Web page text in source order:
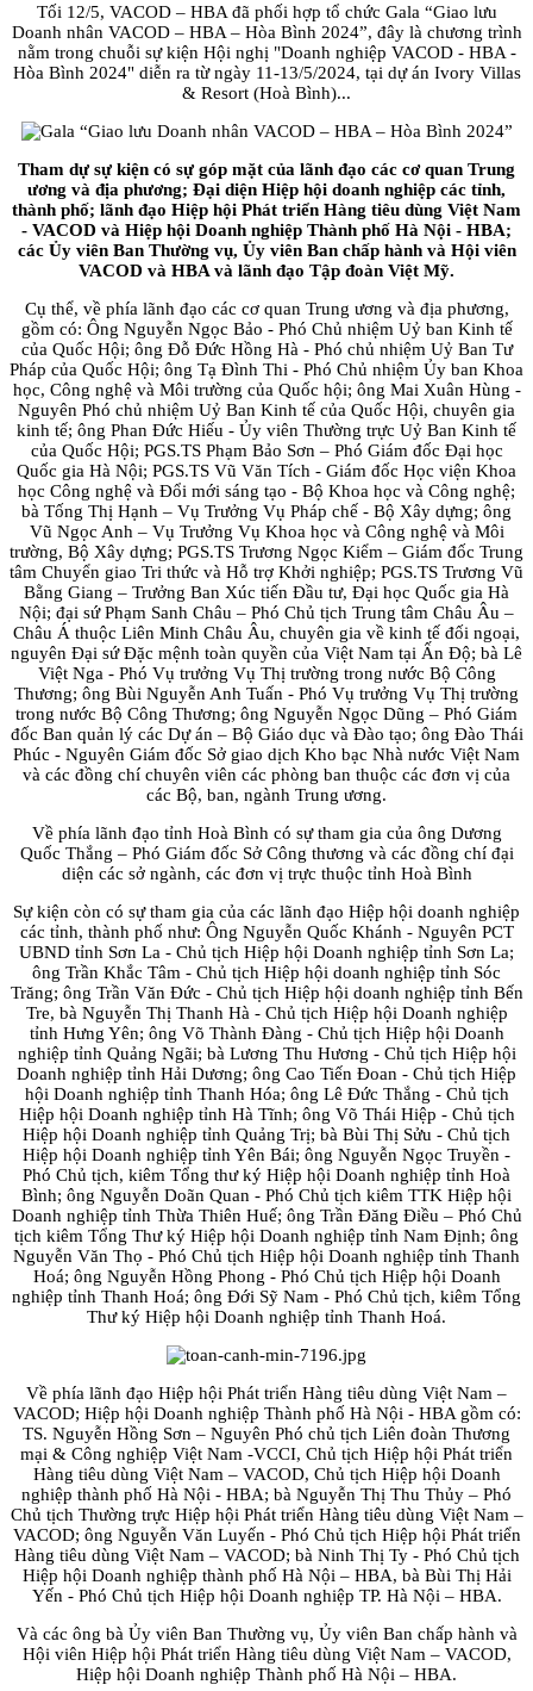
Tối 12/5, VACOD – HBA đã phối hợp tổ chức Gala “Giao lưu
Doanh nhân VACOD – HBA – Hòa Bình 2024”, đây là chương trình
nằm trong chuỗi sự kiện Hội nghị "Doanh nghiệp VACOD - HBA -
Hòa Bình 2024" diễn ra từ ngày 11-13/5/2024, tại dự án Ivory Villas
& Resort (Hoà Bình)...
Tham dự sự kiện có sự góp mặt của lãnh đạo các cơ quan Trung
ương và địa phương; Đại diện Hiệp hội doanh nghiệp các tỉnh,
thành phố; lãnh đạo Hiệp hội Phát triển Hàng tiêu dùng Việt Nam
- VACOD và Hiệp hội Doanh nghiệp Thành phố Hà Nội - HBA;
các Ủy viên Ban Thường vụ, Ủy viên Ban chấp hành và Hội viên
VACOD và HBA và lãnh đạo Tập đoàn Việt Mỹ.
Cụ thể, về phía lãnh đạo các cơ quan Trung ương và địa phương,
gồm có: Ông Nguyễn Ngọc Bảo - Phó Chủ nhiệm Uỷ ban Kinh tế
của Quốc Hội; ông Đỗ Đức Hồng Hà - Phó chủ nhiệm Uỷ Ban Tư
Pháp của Quốc Hội; ông Tạ Đình Thi - Phó Chủ nhiệm Ủy ban Khoa
học, Công nghệ và Môi trường của Quốc hội; ông Mai Xuân Hùng -
Nguyên Phó chủ nhiệm Uỷ Ban Kinh tế của Quốc Hội, chuyên gia
kinh tế; ông Phan Đức Hiếu - Ủy viên Thường trực Uỷ Ban Kinh tế
của Quốc Hội; PGS.TS Phạm Bảo Sơn – Phó Giám đốc Đại học
Quốc gia Hà Nội; PGS.TS Vũ Văn Tích - Giám đốc Học viện Khoa
học Công nghệ và Đổi mới sáng tạo - Bộ Khoa học và Công nghệ;
bà Tống Thị Hạnh – Vụ Trưởng Vụ Pháp chế - Bộ Xây dựng; ông
Vũ Ngọc Anh – Vụ Trưởng Vụ Khoa học và Công nghệ và Môi
trường, Bộ Xây dựng; PGS.TS Trương Ngọc Kiểm – Giám đốc Trung
tâm Chuyển giao Tri thức và Hỗ trợ Khởi nghiệp; PGS.TS Trương Vũ
Bằng Giang – Trưởng Ban Xúc tiến Đầu tư, Đại học Quốc gia Hà
Nội; đại sứ Phạm Sanh Châu – Phó Chủ tịch Trung tâm Châu Âu –
Châu Á thuộc Liên Minh Châu Âu, chuyên gia về kinh tế đối ngoại,
nguyên Đại sứ Đặc mệnh toàn quyền của Việt Nam tại Ấn Độ; bà Lê
Việt Nga - Phó Vụ trưởng Vụ Thị trường trong nước Bộ Công
Thương; ông Bùi Nguyễn Anh Tuấn - Phó Vụ trưởng Vụ Thị trường
trong nước Bộ Công Thương; ông Nguyễn Ngọc Dũng – Phó Giám
đốc Ban quản lý các Dự án – Bộ Giáo dục và Đào tạo; ông Đào Thái
Phúc - Nguyên Giám đốc Sở giao dịch Kho bạc Nhà nước Việt Nam
và các đồng chí chuyên viên các phòng ban thuộc các đơn vị của
các Bộ, ban, ngành Trung ương.
Về phía lãnh đạo tỉnh Hoà Bình có sự tham gia của ông Dương
Quốc Thắng – Phó Giám đốc Sở Công thương và các đồng chí đại
diện các sở ngành, các đơn vị trực thuộc tỉnh Hoà Bình
Sự kiện còn có sự tham gia của các lãnh đạo Hiệp hội doanh nghiệp
các tỉnh, thành phố như: Ông Nguyễn Quốc Khánh - Nguyên PCT
UBND tỉnh Sơn La - Chủ tịch Hiệp hội Doanh nghiệp tỉnh Sơn La;
ông Trần Khắc Tâm - Chủ tịch Hiệp hội doanh nghiệp tỉnh Sóc
Trăng; ông Trần Văn Đức - Chủ tịch Hiệp hội doanh nghiệp tỉnh Bến
Tre, bà Nguyễn Thị Thanh Hà - Chủ tịch Hiệp hội Doanh nghiệp
tỉnh Hưng Yên; ông Võ Thành Đàng - Chủ tịch Hiệp hội Doanh
nghiệp tỉnh Quảng Ngãi; bà Lương Thu Hương - Chủ tịch Hiệp hội
Doanh nghiệp tỉnh Hải Dương; ông Cao Tiến Đoan - Chủ tịch Hiệp
hội Doanh nghiệp tỉnh Thanh Hóa; ông Lê Đức Thắng - Chủ tịch
Hiệp hội Doanh nghiệp tỉnh Hà Tĩnh; ông Võ Thái Hiệp - Chủ tịch
Hiệp hội Doanh nghiệp tỉnh Quảng Trị; bà Bùi Thị Sửu - Chủ tịch
Hiệp hội Doanh nghiệp tỉnh Yên Bái; ông Nguyễn Ngọc Truyền -
Phó Chủ tịch, kiêm Tổng thư ký Hiệp hội Doanh nghiệp tỉnh Hoà
Bình; ông Nguyễn Doãn Quan - Phó Chủ tịch kiêm TTK Hiệp hội
Doanh nghiệp tỉnh Thừa Thiên Huế; ông Trần Đăng Điều – Phó Chủ
tịch kiêm Tổng Thư ký Hiệp hội Doanh nghiệp tỉnh Nam Định; ông
Nguyễn Văn Thọ - Phó Chủ tịch Hiệp hội Doanh nghiệp tỉnh Thanh
Hoá; ông Nguyễn Hồng Phong - Phó Chủ tịch Hiệp hội Doanh
nghiệp tỉnh Thanh Hoá; ông Đới Sỹ Nam - Phó Chủ tịch, kiêm Tổng
Thư ký Hiệp hội Doanh nghiệp tỉnh Thanh Hoá.
Về phía lãnh đạo Hiệp hội Phát triển Hàng tiêu dùng Việt Nam –
VACOD; Hiệp hội Doanh nghiệp Thành phố Hà Nội - HBA gồm có:
TS. Nguyễn Hồng Sơn – Nguyên Phó chủ tịch Liên đoàn Thương
mại & Công nghiệp Việt Nam -VCCI, Chủ tịch Hiệp hội Phát triển
Hàng tiêu dùng Việt Nam – VACOD, Chủ tịch Hiệp hội Doanh
nghiệp thành phố Hà Nội - HBA; bà Nguyễn Thị Thu Thủy – Phó
Chủ tịch Thường trực Hiệp hội Phát triển Hàng tiêu dùng Việt Nam –
VACOD; ông Nguyễn Văn Luyến - Phó Chủ tịch Hiệp hội Phát triển
Hàng tiêu dùng Việt Nam – VACOD; bà Ninh Thị Ty - Phó Chủ tịch
Hiệp hội Doanh nghiệp thành phố Hà Nội – HBA, bà Bùi Thị Hải
Yến - Phó Chủ tịch Hiệp hội Doanh nghiệp TP. Hà Nội – HBA.
Và các ông bà Ủy viên Ban Thường vụ, Ủy viên Ban chấp hành và
Hội viên Hiệp hội Phát triển Hàng tiêu dùng Việt Nam – VACOD,
Hiệp hội Doanh nghiệp Thành phố Hà Nội – HBA.